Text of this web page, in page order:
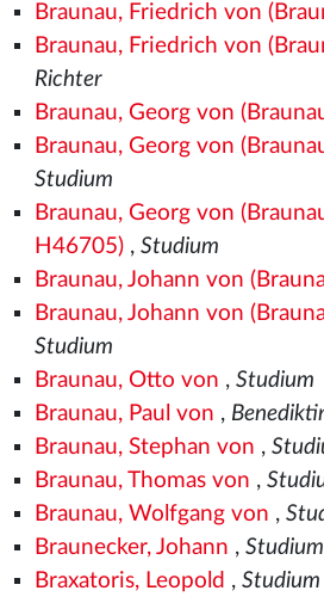
Braunau, Friedrich von
Braunau, Friedrich von
Richter
Braunau, Georg von
Braunau, Georg von
Studium
Braunau, Georg von
H46705), Studium
Braunau, Johann von
Braunau, Johann von
Studium
Braunau, Otto von , Studium
Braunau, Paul von ,
Braunau, Stephan von ,
Braunau, Thomas von ,
Braunau, Wolfgang von ,
Braunecker, Johann , Studium
Braxatoris, Leopold , Studium